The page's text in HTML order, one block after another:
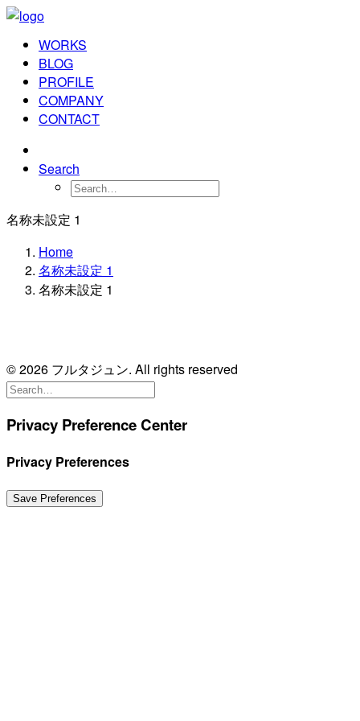
WORKS
BLOG
PROFILE
COMPANY
CONTACT
Search
名称未設定 1
Home
名称未設定 1
名称未設定 1
© 2026 フルタジュン. All rights reserved
Privacy Preference Center
Privacy Preferences